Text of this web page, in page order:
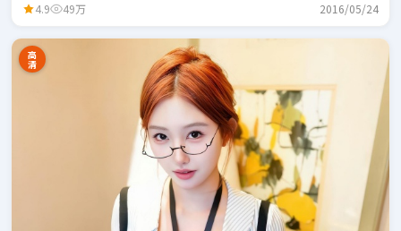
4.9 49万 2016/05/24
高
清